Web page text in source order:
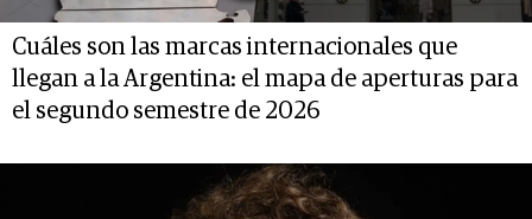
Cuáles son las marcas internacionales que
llegan a la Argentina: el mapa de aperturas para
el segundo semestre de 2026